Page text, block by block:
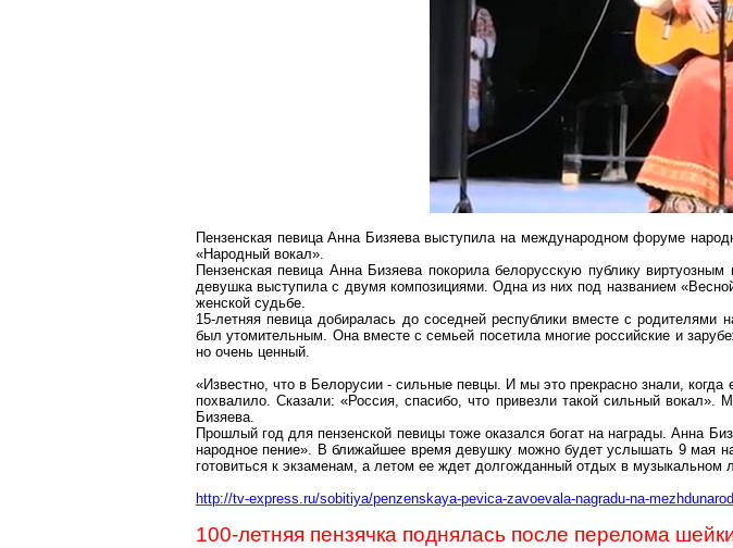
Пензенская певица Анна Бизяевавыступила на международном форуме
«Народный вокал».
Пензенская певица Анна Бизяевапокорила белорусскую публику
девушка выступила с двумя композициями. Одна из них под названием
женской судьбе.
15-летняя певица добиралась до соседней республики вместе с
был утомительным. Она вместе с семьей посетила многие российские и
но очень ценный.
«Известно, что в Белорусии - сильные певцы. И мы это прекрасно знали,
похвалило. Сказали: «Россия, спасибо, что привезли такой сильный
Бизяева.
Прошлый год для пензенской певицы тоже оказался богат на награды. Анна
народное пение». В ближайшее время девушку можно будет услышать 9 мая
готовиться к экзаменам, а летом ее ждет долгожданный отдых в музыкальном
http://tv-express.ru/sobitiya/penzenskaya-pevica-zavoevala-nagradu-na-
100-летняя пензячка поднялась после перелома